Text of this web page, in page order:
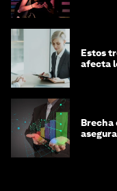
Estos
afecta
Brecha